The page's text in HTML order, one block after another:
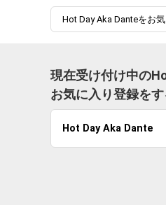
Hot Day Aka Danteをお
現在受け付け中の
お気に入り登録を
Hot Day Aka Dante